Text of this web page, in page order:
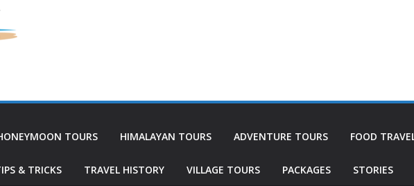
TOURS HIMALAYAN TOURS ADVENTURE TOURS FOOD
& TRICKS TRAVEL HISTORY VILLAGE TOURS PACKAGES STORIES